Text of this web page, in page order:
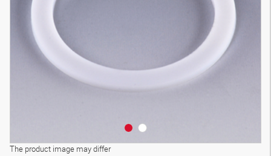
The product image may differ